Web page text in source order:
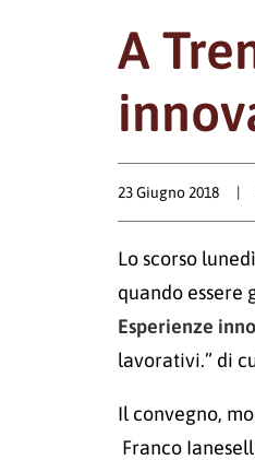
A
23 Giugno 2018 |
Lo scorso
quando essere
Esperienze
lavorativi.” di
Il convegno,
Franco